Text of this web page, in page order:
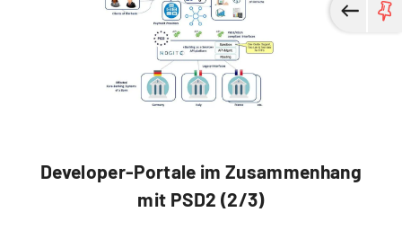
Developer-Portale im Zusammenhang
mit PSD2 (2/3)